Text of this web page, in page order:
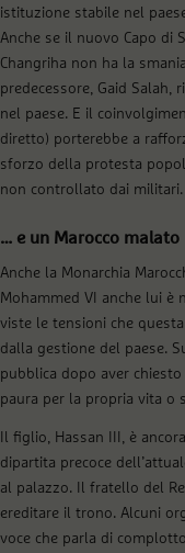
istituzione stabile nel
Anche se il nuovo Capo di
Changriha non ha la
predecessore, Gaid Salah,
nel paese. E il
diretto) porterebbe a
sforzo della protesta
non controllato dai militari.
… e un Marocco malato
Anche la Monarchia
Mohammed VI anche lui è
viste le tensioni che
dalla gestione del paese.
pubblica dopo aver
paura per la propria vita o
Il figlio, Hassan III, è
dipartita precoce
al palazzo. Il fratello del
ereditare il trono. Alcuni
voce che parla di